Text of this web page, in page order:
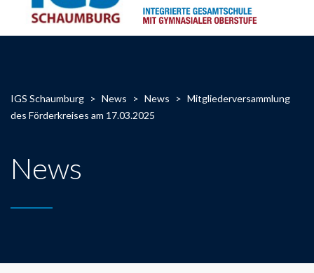
IGS Schaumburg > News > News > Mitgliederversammlung
des Förderkreises am 17.03.2025
News